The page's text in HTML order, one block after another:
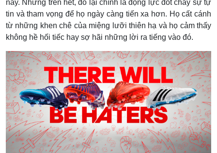
nay. Nhưng trên hết, đó lại chính là động lực đốt cháy sự tự
tin và tham vọng để họ ngày càng tiến xa hơn. Họ cất cánh
từ những khen chê của miệng lưỡi thiên hạ và họ cảm thấy
không hề hối tiếc hay sợ hãi những lời ra tiếng vào đó.